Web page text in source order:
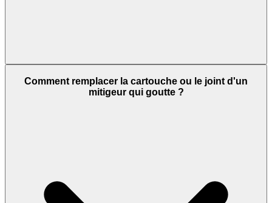
Comment remplacer la cartouche ou le joint d'un
mitigeur qui goutte ?